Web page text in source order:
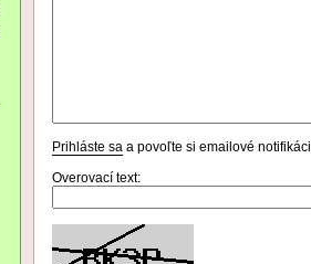
Prihláste sa a povoľte si emailové
Overovací text: